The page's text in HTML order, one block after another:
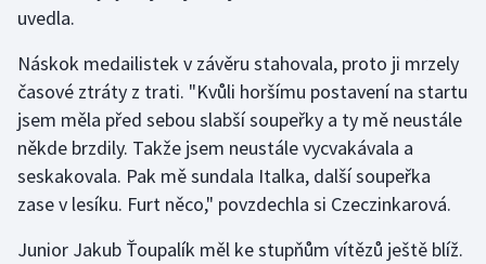
uvedla.
Náskok medailistek v závěru stahovala, proto ji mrzely
časové ztráty z trati. "Kvůli horšímu postavení na startu
jsem měla před sebou slabší soupeřky a ty mě neustále
někde brzdily. Takže jsem neustále vycvakávala a
seskakovala. Pak mě sundala Italka, další soupeřka
zase v lesíku. Furt něco," povzdechla si Czeczinkarová.
Junior Jakub Ťoupalík měl ke stupňům vítězů ještě blíž.